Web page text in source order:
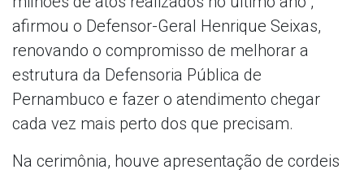
afirmou o Defensor-Geral Henrique Seixas,
renovando o compromisso de melhorar a
estrutura da Defensoria Pública de
Pernambuco e fazer o atendimento chegar
cada vez mais perto dos que precisam.
Na cerimônia, houve apresentação de cordeis